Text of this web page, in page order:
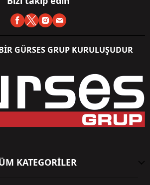
GÜRSES GRUP KURULUŞUDUR
KATEGORİLER